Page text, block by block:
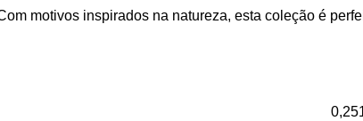
motivos inspirados na natureza, esta coleção é